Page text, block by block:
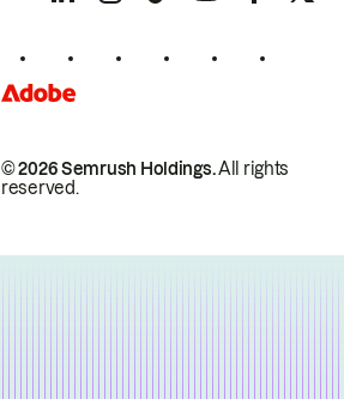
© 2026 Semrush Holdings.All rights
reserved.